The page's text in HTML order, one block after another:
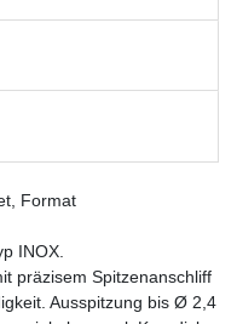
Format
INOX.
präzisem Spitzenanschliff
Ausspitzung bis Ø 2,4